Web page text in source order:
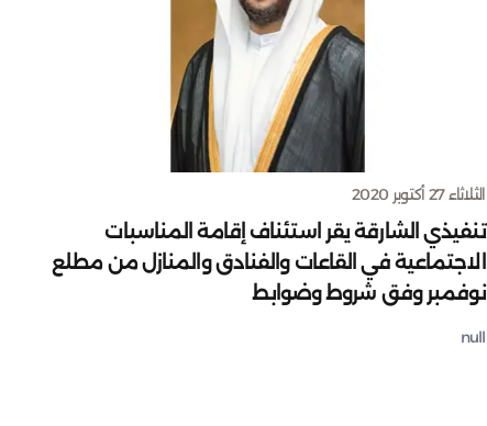
الثلاثاء 27 أكتوبر 2020
تنفيذي الشارقة يقر استئناف إقامة المناسبات
الاجتماعية في القاعات والفنادق والمنازل من مطلع
نوفمبر وفق شروط وضوابط
null